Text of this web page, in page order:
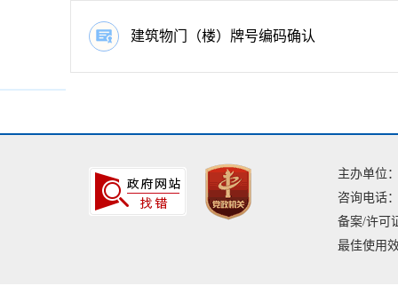
建筑物门（楼）牌号编码确认
主办单位
咨询电话
备案/许可
最佳使用